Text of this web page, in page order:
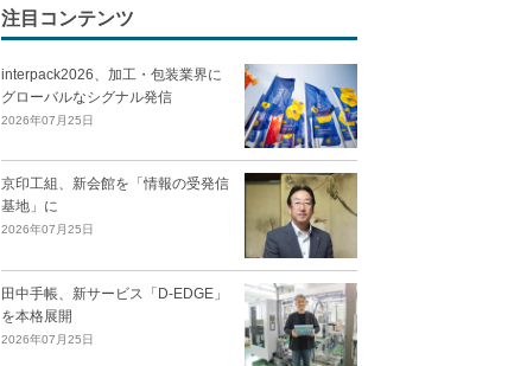
注目コンテンツ
interpack2026、加工・包装業界に
グローバルなシグナル発信
2026年07月25日
京印工組、新会館を「情報の受発信
基地」に
2026年07月25日
田中手帳、新サービス「D-EDGE」
を本格展開
2026年07月25日